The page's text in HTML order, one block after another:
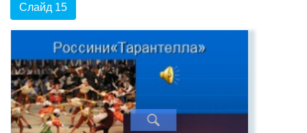
Слайд 15